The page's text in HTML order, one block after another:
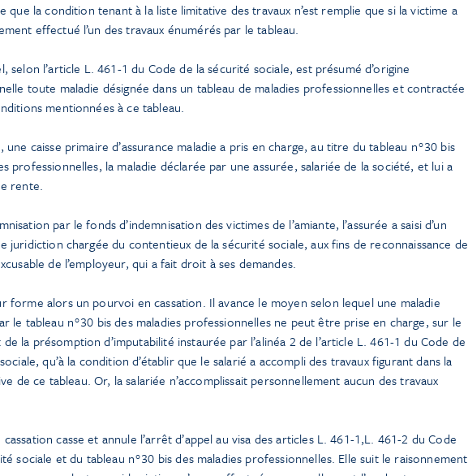
que la condition tenant à la liste limitative des travaux n’est remplie que si la victime a
effectué l’un des travaux énumérés par le tableau.
selon l’article L. 461-1 du Code de la sécurité sociale, est présumé d’origine
toute maladie désignée dans un tableau de maladies professionnelles et contractée
mentionnées à ce tableau.
une caisse primaire d’assurance maladie a pris en charge, au titre du tableau n°30 bis
professionnelles, la maladie déclarée par une assurée, salariée de la société, et lui a
rente.
par le fonds d’indemnisation des victimes de l’amiante, l’assurée a saisi d’un
juridiction chargée du contentieux de la sécurité sociale, aux fins de reconnaissance de
de l’employeur, qui a fait droit à ses demandes.
forme alors un pourvoi en cassation. Il avance le moyen selon lequel une maladie
le tableau n°30 bis des maladies professionnelles ne peut être prise en charge, sur le
la présomption d’imputabilité instaurée par l’alinéa 2 de l’article L. 461-1 du Code de
qu’à la condition d’établir que le salarié a accompli des travaux figurant dans la
de ce tableau. Or, la salariée n’accomplissait personnellement aucun des travaux
casse et annule l’arrêt d’appel au visa des articles L. 461-1,L. 461-2 du Code
sociale et du tableau n°30 bis des maladies professionnelles. Elle suit le raisonnement